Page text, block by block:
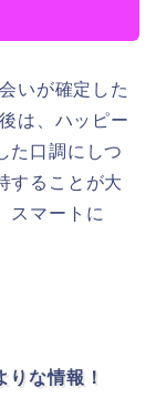
いが確定した
は、ハッピー
た口調にしつ
することが大
スマートに
りな情報！